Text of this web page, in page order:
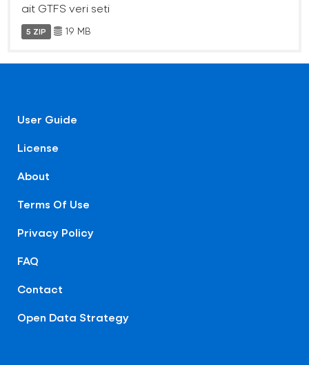
ait GTFS veri seti
5 ZIP 19 MB
User Guide
License
About
Terms Of Use
Privacy Policy
FAQ
Contact
Open Data Strategy